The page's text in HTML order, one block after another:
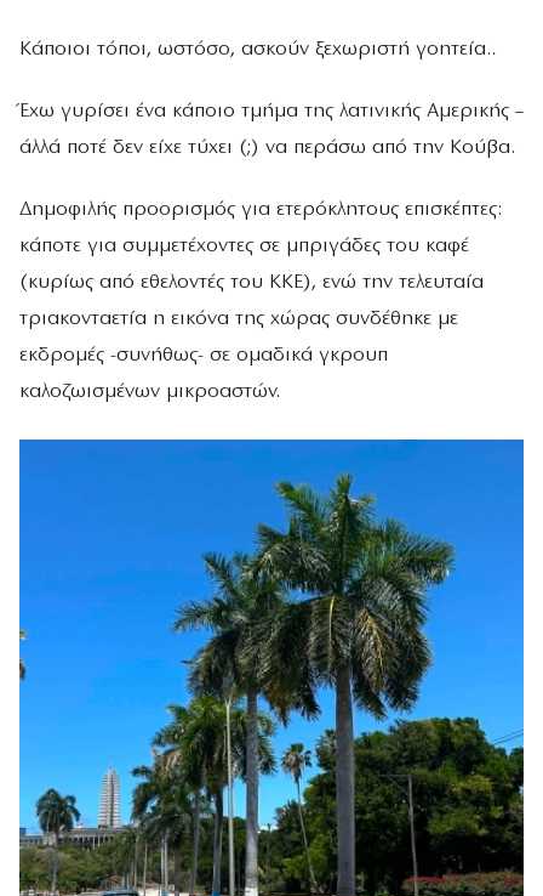
Κάποιοι τόποι, ωστόσο, ασκούν ξεχωριστή γοητεία..
Έχω γυρίσει ένα κάποιο τμήμα της λατινικής Αμερικής –
άλλά ποτέ δεν είχε τύχει (;) να περάσω από την Κούβα.
Δημοφιλής προορισμός για ετερόκλητους επισκέπτες:
κάποτε για συμμετέχοντες σε μπριγάδες του καφέ
(κυρίως από εθελοντές του ΚΚΕ), ενώ την τελευταία
τριακονταετία η εικόνα της χώρας συνδέθηκε με
εκδρομές -συνήθως- σε ομαδικά γκρουπ
καλοζωισμένων μικροαστών.